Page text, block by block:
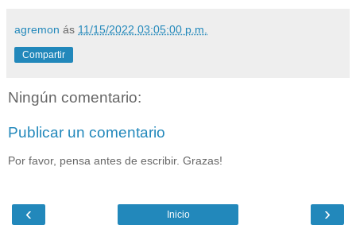
agremon ás 11/15/2022 03:05:00 p.m.
Compartir
Ningún comentario:
Publicar un comentario
Por favor, pensa antes de escribir. Grazas!
‹ ›
Inicio